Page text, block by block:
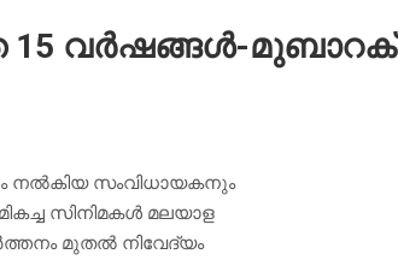
15 വർഷങ്ങൾ-മുബാറക്
നൽകിയ സംവിധായകനും
സിനിമകൾ മലയാള
മുതൽ നിവേദ്യം